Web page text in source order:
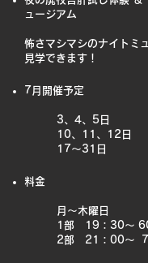
ュージアム
怖さマシマシのナイトミ
見学できます！
7月開催予定
3、4、5日
10、11、12日
17〜31日
料金
月～木曜日
1部 19：30〜
2部 21：00〜